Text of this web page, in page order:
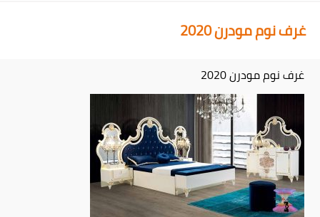
غرف نوم مودرن 2020
غرف نوم مودرن 2020